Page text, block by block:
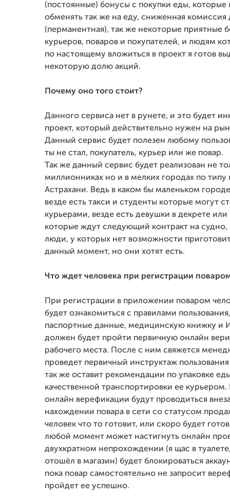
(постоянные) бонусы с покупки еды,
обменять так же на еду, сниженная комиссия
(перманентная), так же некоторые приятные
курьеров, поваров и покупателей, и людям
по настоящему вложиться в проект я готов
некоторую долю акций.
Почему оно того стоит?
Данного сервиса нет в рунете, и это будет
проект, который действительно нужен на
Данный сервис будет полезен любому
ты не стал, покупатель, курьер или же повар.
Так же данный сервис будет реализован не
миллионниках но и в мелких городах по типу
Астрахани. Ведь в каком бы маленьком
везде есть такси и студенты которые могут
курьерами, везде есть девушки в декрете или
которые ждут следующий контракт на судно,
люди, у которых нет возможности
данный момент, но они хотят есть.
Что ждет человека при регистрации
При регистрации в приложении поваром
будет ознакомиться с правилами
паспортные данные, медицинскую книжку и
должен будет пройти первичную онлайн
рабочего места. После с ним свяжется
проведет первичный инструктаж
так же оставит рекомендации по упаковке
качественной транспортировки ее
онлайн верефикации будут проводиться
нахождении повара в сети со статусом
человек что то готовит, или скоро будет
любой момент может настигнуть онлайн
двухкратном непрохождении (я щас в
отошёл в магазин) будет блокироваться
пока повар самостоятельно не запросит
пройдет ее успешно.